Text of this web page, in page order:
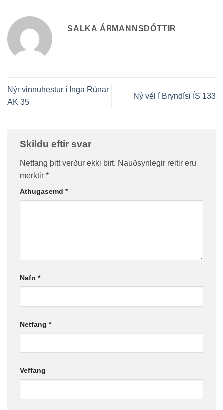
SALKA ÁRMANNSDÓTTIR
Nýr vinnuhestur í Inga Rúnar
AK 35
Ný vél í Bryndísi ÍS 133
Skildu eftir svar
Netfang þitt verður ekki birt. Nauðsynlegir reitir eru
merktir *
Athugasemd *
Nafn *
Netfang *
Veffang